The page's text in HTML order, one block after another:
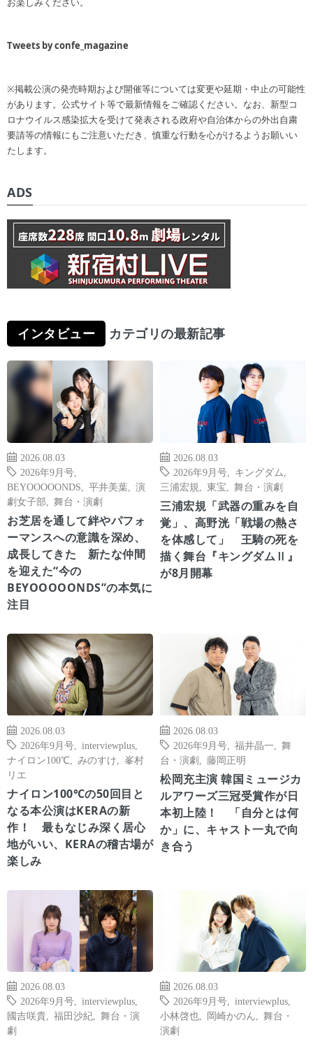
Tweets by confe_magazine
※掲載公演の発売時期および開催等については変更や延期・中止の可能性
があります。公式サイト等で最新情報をご確認ください。なお、新型コ
ロナウイルス感染拡大を受けて発表される政府や自治体からの外出自粛
要請等の情報にもご注意いただき、慎重な行動を心がけるようお願いい
たします。
ADS
インタビュー カテゴリの最新記事
2026.08.03
2026年9月号
BEYOOOOONDS
平井美葉
演
劇女子部
舞台・演劇
お芝居を通して絆やパフォ
ーマンスへの意識を深め、
成長してきた 新たな仲間
を迎えた“今の
BEYOOOOONDS”の本気に
注目
2026.08.03
2026年9月号
キングダム
三浦宏規
東宝 舞台・演劇
三浦宏規「武器の重みを自
覚」、高野洸「戦場の熱さ
を体感して」 王騎の死を
描く舞台『キングダムⅡ』
が8月開幕
2026.08.03
2026年9月号
interviewplus
ナイロン100℃
みのすけ
峯村
リエ
ナイロン100℃の50回目と
なる本公演はKERAの新
作！ 最もなじみ深く居心
地がいい、KERAの稽古場が
楽しみ
2026.08.03
2026年9月号
福井晶一
舞
台・演劇
藤岡正明
松岡充主演 韓国ミュージカ
ルアワーズ三冠受賞作が日
本初上陸！ 「自分とは何
か」に、キャスト一丸で向
き合う
2026.08.03
2026年9月号
interviewplus
國吉咲貴
福田沙紀
舞台・演
劇
2026.08.03
2026年9月号
interviewplus
小林啓也
岡崎かのん
舞台・
演劇